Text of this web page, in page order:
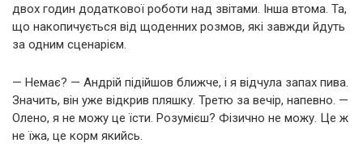
двох годин додаткової роботи над звітами. Інша втома. Та,
що накопичується від щоденних розмов, які завжди йдуть
за одним сценарієм.
— Немає? — Андрій підійшов ближче, і я відчула запах пива.
Значить, він уже відкрив пляшку. Третю за вечір, напевно. —
Олено, я не можу це їсти. Розумієш? Фізично не можу. Це ж
не їжа, це корм якийсь.